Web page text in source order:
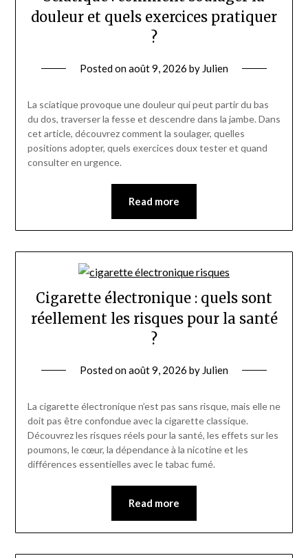
douleur et quels exercices pratiquer
?
Posted onaoût 9, 2026 by Julien
La sciatique provoque une douleur qui peut partir du bas
du dos, traverser la fesse et descendre dans la jambe. Dans
cet article, découvrez comment la soulager, quelles
positions adopter, quels exercices doux tester et quand
consulter en urgence.
Read more
Cigarette électronique : quels sont
réellement les risques pour la santé
?
Posted onaoût 9, 2026 by Julien
La cigarette électronique n’est pas sans risque, mais elle ne
doit pas être confondue avec la cigarette classique.
Découvrez les risques réels pour la santé, les effets sur les
poumons, le cœur, la dépendance à la nicotine et les
différences essentielles avec le tabac fumé.
Read more